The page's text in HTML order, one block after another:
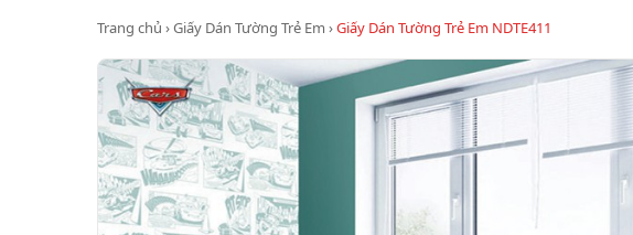
Trang chủ ›Giấy Dán Tường Trẻ Em ›Giấy Dán Tường Trẻ Em NDTE411